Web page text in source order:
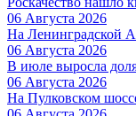
06 Августа 2026
На Ленинградской
06 Августа 2026
В июле выросла
06 Августа 2026
На Пулковском